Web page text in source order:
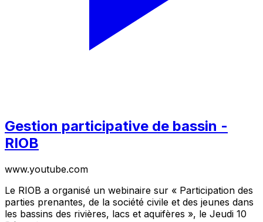
Gestion participative de bassin -
RIOB
www.youtube.com
Le RIOB a organisé un webinaire sur « Participation des
parties prenantes, de la société civile et des jeunes dans
les bassins des rivières, lacs et aquifères », le Jeudi 10